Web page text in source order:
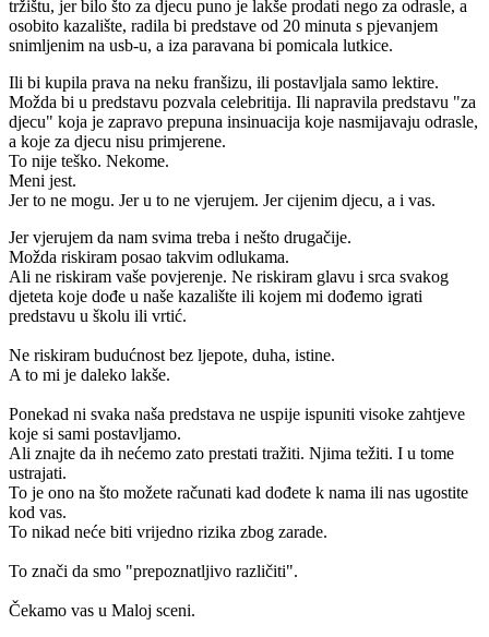
tržištu, jer bilo što za djecu puno je lakše prodati nego za odrasle, a
osobito kazalište, radila bi predstave od 20 minuta s pjevanjem
snimljenim na usb-u, a iza paravana bi pomicala lutkice.
Ili bi kupila prava na neku franšizu, ili postavljala samo lektire.
Možda bi u predstavu pozvala celebritija. Ili napravila predstavu "za
djecu" koja je zapravo prepuna insinuacija koje nasmijavaju odrasle,
a koje za djecu nisu primjerene.
To nije teško. Nekome.
Meni jest.
Jer to ne mogu. Jer u to ne vjerujem. Jer cijenim djecu, a i vas.
Jer vjerujem da nam svima treba i nešto drugačije.
Možda riskiram posao takvim odlukama.
Ali ne riskiram vaše povjerenje. Ne riskiram glavu i srca svakog
djeteta koje dođe u naše kazalište ili kojem mi dođemo igrati
predstavu u školu ili vrtić.
Ne riskiram budućnost bez ljepote, duha, istine.
A to mi je daleko lakše.
Ponekad ni svaka naša predstava ne uspije ispuniti visoke zahtjeve
koje si sami postavljamo.
Ali znajte da ih nećemo zato prestati tražiti. Njima težiti. I u tome
ustrajati.
To je ono na što možete računati kad dođete k nama ili nas ugostite
kod vas.
To nikad neće biti vrijedno rizika zbog zarade.
To znači da smo "prepoznatljivo različiti".
Čekamo vas u Maloj sceni.